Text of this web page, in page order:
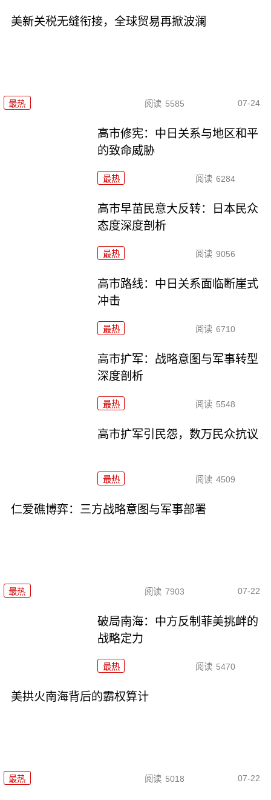
美新关税无缝衔接，全球贸易再掀波澜
最热 阅读 5585 07-24
高市修宪：中日关系与地区和平
的致命威胁
最热 阅读 6284
高市早苗民意大反转：日本民众
态度深度剖析
最热 阅读 9056
高市路线：中日关系面临断崖式
冲击
最热 阅读 6710
高市扩军：战略意图与军事转型
深度剖析
最热 阅读 5548
高市扩军引民怨，数万民众抗议
最热 阅读 4509
仁爱礁博弈：三方战略意图与军事部署
最热 阅读 7903 07-22
破局南海：中方反制菲美挑衅的
战略定力
最热 阅读 5470
美拱火南海背后的霸权算计
最热 阅读 5018 07-22